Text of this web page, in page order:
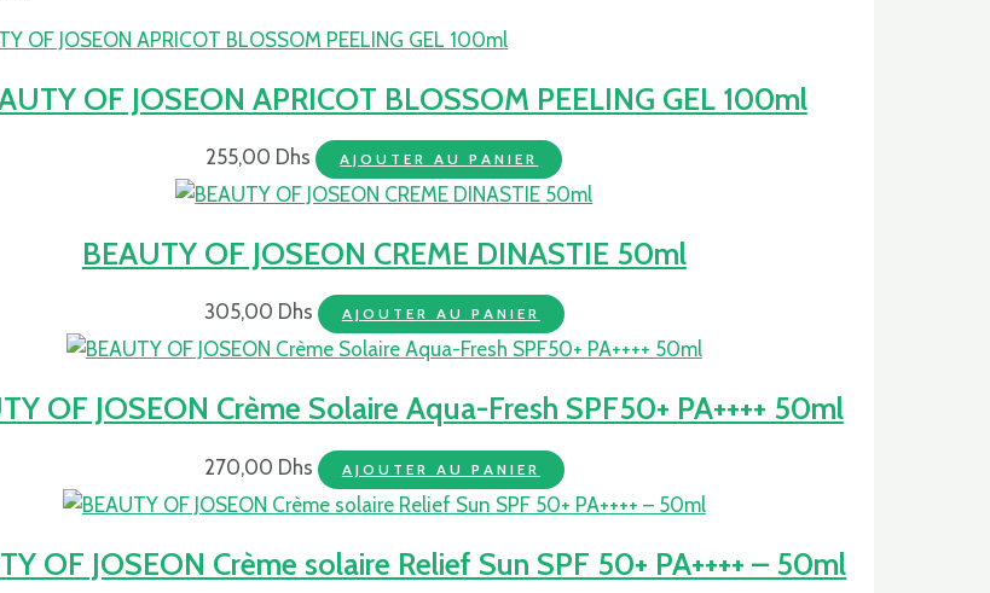
OF JOSEON APRICOT BLOSSOM PEELING GEL 100ml
255,00 Dhs AJOUTER AU PANIER
BEAUTY OF JOSEON CREME DINASTIE 50ml
305,00 Dhs AJOUTER AU PANIER
OF JOSEON Crème Solaire Aqua-Fresh SPF50+ PA++++ 50ml
270,00 Dhs AJOUTER AU PANIER
OF JOSEON Crème solaire Relief Sun SPF 50+ PA++++ – 50ml